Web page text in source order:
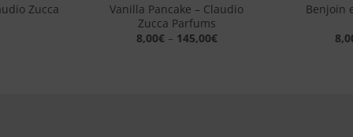
Zucca
Vanilla Pancake – Claudio
Zucca Parfums
8,00€– 145,00€
Benjoin